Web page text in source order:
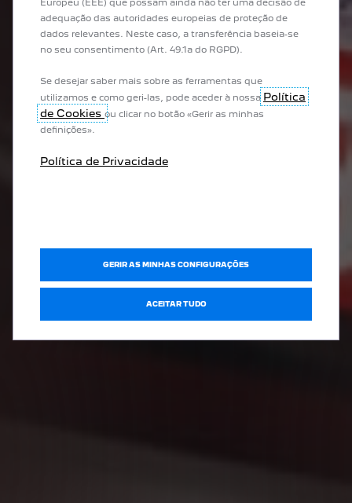
Europeu (EEE) que possam ainda não ter uma decisão de
adequação das autoridades europeias de proteção de
dados relevantes. Neste caso, a transferência baseia-se
no seu consentimento (Art. 49.1a do RGPD).
Se desejar saber mais sobre as ferramentas que
utilizamos e como geri-las, pode aceder à nossa Política
de Cookies ou clicar no botão «Gerir as minhas
definições».
Política de Privacidade
GERIR AS MINHAS CONFIGURAÇÕES
ACEITAR TUDO